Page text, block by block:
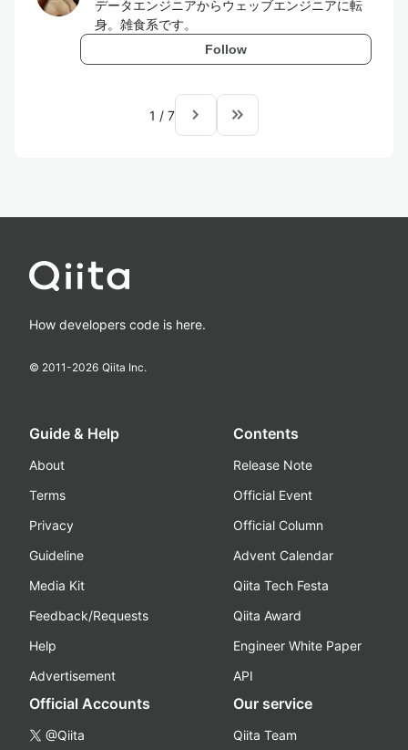
データエンジニアからウェッブエンジニアに転
身。雑食系です。
Follow
1 / 7 navigate_next keyboard_double_arrow_right
How developers code is here.
© 2011-2026 Qiita Inc.
Guide & Help
About
Terms
Privacy
Guideline
Media Kit
Feedback/Requests
Help
Advertisement
Contents
Release Note
Official Event
Official Column
Advent Calendar
Qiita Tech Festa
Qiita Award
Engineer White Paper
API
Official Accounts
@Qiita
Our service
Qiita Team